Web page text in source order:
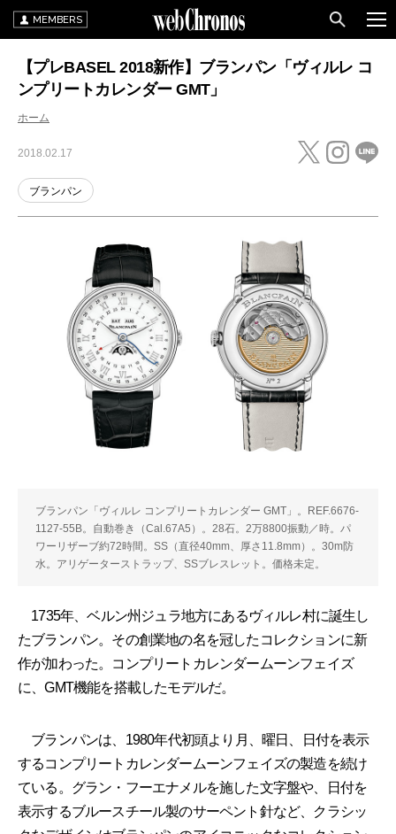
MEMBERS
【プレBASEL 2018新作】ブランパン「ヴィルレ コ
ンプリートカレンダー GMT」
ホーム
2018.02.17
ブランパン
ブランパン「ヴィルレ コンプリートカレンダー GMT」。REF.6676-
1127-55B。自動巻き（Cal.67A5）。28石。2万8800振動／時。パ
ワーリザーブ約72時間。SS（直径40mm、厚さ11.8mm）。30m防
水。アリゲーターストラップ、SSブレスレット。価格未定。
1735年、ベルン州ジュラ地方にあるヴィルレ村に誕生し
たブランパン。その創業地の名を冠したコレクションに新
作が加わった。コンプリートカレンダームーンフェイズ
に、GMT機能を搭載したモデルだ。
ブランパンは、1980年代初頭より月、曜日、日付を表示
するコンプリートカレンダームーンフェイズの製造を続け
ている。グラン・フーエナメルを施した文字盤や、日付を
表示するブルースチール製のサーペント針など、クラシッ